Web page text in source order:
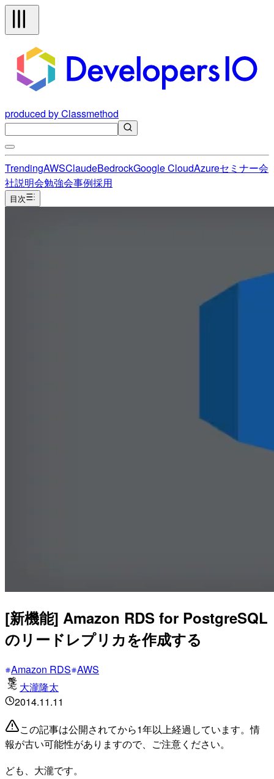
produced by Classmethod
TrendingAWSClaudeBedrockGoogle CloudAzureセミナー会
社説明会勉強会事例採用
目次
[新機能] Amazon RDS for PostgreSQL
のリードレプリカを作成する
Amazon RDS AWS
大瀧隆太
2014.11.11
この記事は公開されてから1年以上経過しています。情
報が古い可能性がありますので、ご注意ください。
ども、大瀧です。